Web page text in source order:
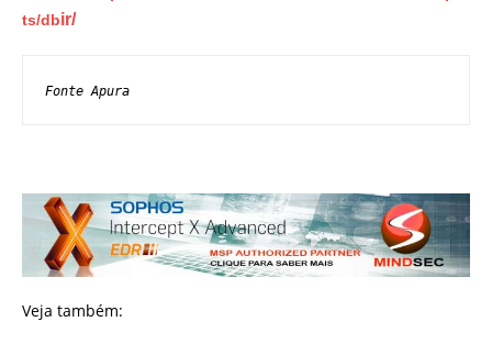
ts/dbir/
Fonte Apura
Veja também: